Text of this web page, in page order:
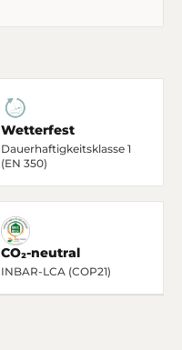
Wetterfest
Dauerhaftigkeitsklasse 1
(EN 350)
CO₂-neutral
INBAR-LCA (COP21)